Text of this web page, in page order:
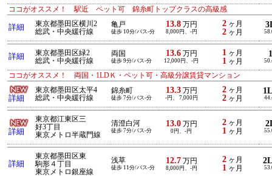
ココがオススメ！ 駅近 ペット可 錦糸町トップクラスの高級感
詳細
東京都墨田区横川2
総武・中央緩行線
亀戸
徒歩 10分/バス-分
13.8万円
8,000円、-円
2ヶ月
2ヶ月
詳細
東京都墨田区緑2
総武・中央緩行線
両国
徒歩 9分/バス-分
13.6万円
12,000円、-円
1 ヶ月
1 ヶ月
ココがオススメ！ 両国・1LDＫ・ペット可・高級分譲賃貸マンション
詳細
東京都墨田区太平4
総武・中央緩行線
錦糸町
徒歩 7分/バス-分
13.3万円
-円、 7,000円
2ヶ月
2ヶ月
詳細
東京都江東区三
好3丁目
東京メトロ半蔵門線
清澄白河
徒歩 7分/バス-分
13.0万円
0円、-円
2ヶ月
1 ヶ月
詳細
東京都墨田区東
駒形４丁目
東京メトロ銀座線
浅草
徒歩 11分/バス-分
12.7万円
8,000円、-円
2ヶ月
1 ヶ月